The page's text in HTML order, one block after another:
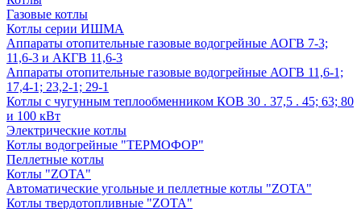
Газовые котлы
Котлы серии ИШМА
Аппараты отопительные газовые водогрейные АОГВ 7-3;
11,6-3 и АКГВ 11,6-3
Аппараты отопительные газовые водогрейные АОГВ 11,6-1;
17,4-1; 23,2-1; 29-1
Котлы с чугунным теплообменником КОВ 30 . 37,5 . 45; 63; 80
и 100 кВт
Электрические котлы
Котлы водогрейные "ТЕРМОФОР"
Пеллетные котлы
Котлы "ZOTA"
Автоматические угольные и пеллетные котлы "ZOTA"
Котлы твердотопливные "ZOTA"